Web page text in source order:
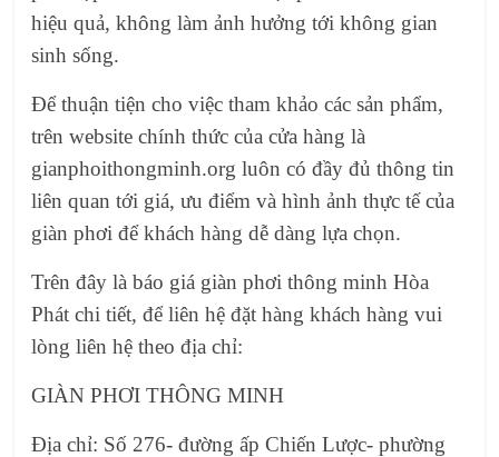
hiệu quả, không làm ảnh hưởng tới không gian
sinh sống.
Để thuận tiện cho việc tham khảo các sản phẩm,
trên website chính thức của cửa hàng là
gianphoithongminh.org luôn có đầy đủ thông tin
liên quan tới giá, ưu điểm và hình ảnh thực tế của
giàn phơi để khách hàng dễ dàng lựa chọn.
Trên đây là báo giá giàn phơi thông minh Hòa
Phát chi tiết, để liên hệ đặt hàng khách hàng vui
lòng liên hệ theo địa chỉ:
GIÀN PHƠI THÔNG MINH
Địa chỉ: Số 276- đường ấp Chiến Lược- phường